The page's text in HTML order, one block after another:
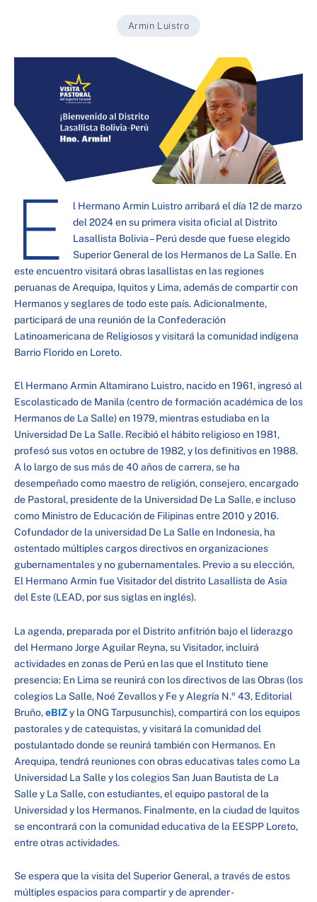
Armin Luistro
E
l Hermano Armin Luistro arribará el día 12 de marzo
del 2024 en su primera visita oficial al Distrito
Lasallista Bolivia – Perú desde que fuese elegido
Superior General de los Hermanos de La Salle. En
este encuentro visitará obras lasallistas en las regiones
peruanas de Arequipa, Iquitos y Lima, además de compartir con
Hermanos y seglares de todo este país. Adicionalmente,
participará de una reunión de la Confederación
Latinoamericana de Religiosos y visitará la comunidad indígena
Barrio Florido en Loreto.
El Hermano Armin Altamirano Luistro, nacido en 1961, ingresó al
Escolasticado de Manila (centro de formación académica de los
Hermanos de La Salle) en 1979, mientras estudiaba en la
Universidad De La Salle. Recibió el hábito religioso en 1981,
profesó sus votos en octubre de 1982, y los definitivos en 1988.
A lo largo de sus más de 40 años de carrera, se ha
desempeñado como maestro de religión, consejero, encargado
de Pastoral, presidente de la Universidad De La Salle, e incluso
como Ministro de Educación de Filipinas entre 2010 y 2016.
Cofundador de la universidad De La Salle en Indonesia, ha
ostentado múltiples cargos directivos en organizaciones
gubernamentales y no gubernamentales. Previo a su elección,
El Hermano Armin fue Visitador del distrito Lasallista de Asia
del Este (LEAD, por sus siglas en inglés).
La agenda, preparada por el Distrito anfitrión bajo el liderazgo
del Hermano Jorge Aguilar Reyna, su Visitador, incluirá
actividades en zonas de Perú en las que el Instituto tiene
presencia: En Lima se reunirá con los directivos de las Obras (los
colegios La Salle, Noé Zevallos y Fe y Alegría N.º 43, Editorial
Bruño,eBIZy la ONG Tarpusunchis), compartirá con los equipos
pastorales y de catequistas, y visitará la comunidad del
postulantado donde se reunirá también con Hermanos. En
Arequipa, tendrá reuniones con obras educativas tales como La
Universidad La Salle y los colegios San Juan Bautista de La
Salle y La Salle, con estudiantes, el equipo pastoral de la
Universidad y los Hermanos. Finalmente, en la ciudad de Iquitos
se encontrará con la comunidad educativa de la EESPP Loreto,
entre otras actividades.
Se espera que la visita del Superior General, a través de estos
múltiples espacios para compartir y de aprender -